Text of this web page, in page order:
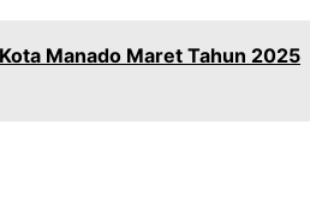
Manado Maret Tahun 2025